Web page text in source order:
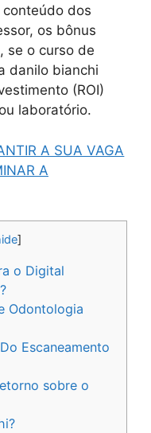
dos
os bônus
se o curso de
danilo bianchi
(ROI)
laboratório.
A SUA VAGA
A
]
o Digital
Odontologia
Escaneamento
sobre o